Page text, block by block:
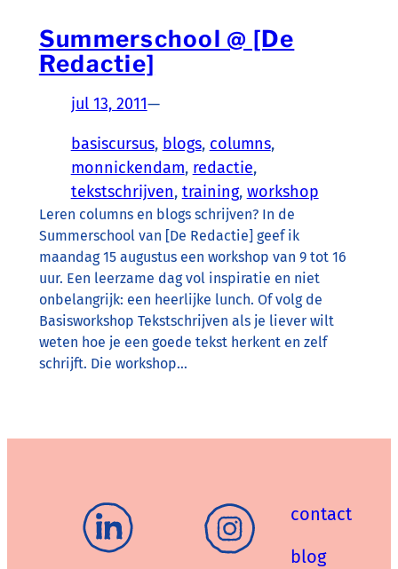
Summerschool @ [De
Redactie]
jul 13, 2011—
basiscursus, blogs, columns,
monnickendam, redactie ,
tekstschrijven, training, workshop
Leren columns en blogs schrijven? In de
Summerschool van [De Redactie] geef ik
maandag 15 augustus een workshop van 9 tot 16
uur. Een leerzame dag vol inspiratie en niet
onbelangrijk: een heerlijke lunch. Of volg de
Basisworkshop Tekstschrijven als je liever wilt
weten hoe je een goede tekst herkent en zelf
schrijft. Die workshop…
contact
blog